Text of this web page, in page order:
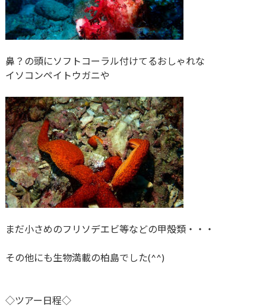
鼻？の頭にソフトコーラル付けてるおしゃれな
イソコンペイトウガニや
まだ小さめのフリソデエビ等などの甲殻類・・・
その他にも生物満載の柏島でした(^^)
◇ツアー日程◇